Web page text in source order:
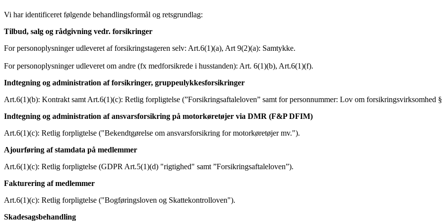
Vi har identificeret følgende behandlingsformål og retsgrundlag:
Tilbud, salg og rådgivning vedr. forsikringer
For personoplysninger udleveret af forsikringstageren selv: Art.6(1)(a), Art 9(2)(a): Samtykke.
For personoplysninger udleveret om andre (fx medforsikrede i husstanden): Art. 6(1)(b), Art.6(1)(f).
Indtegning og administration af forsikringer, gruppeulykkesforsikringer
Art.6(1)(b): Kontrakt samt Art.6(1)(c): Retlig forpligtelse (”Forsikringsaftaleloven” samt for personnummer: Lov om forsikringsvirksomhed
Indtegning og administration af ansvarsforsikring på motorkøretøjer via DMR (F&P DFIM)
Art.6(1)(c): Retlig forpligtelse ("Bekendtgørelse om ansvarsforsikring for motorkøretøjer mv.").
Ajourføring af stamdata på medlemmer
Art.6(1)(c): Retlig forpligtelse (GDPR Art.5(1)(d) "rigtighed" samt ”Forsikringsaftaleloven”).
Fakturering af medlemmer
Art.6(1)(c): Retlig forpligtelse ("Bogføringsloven og Skattekontrolloven").
Skadesagsbehandling